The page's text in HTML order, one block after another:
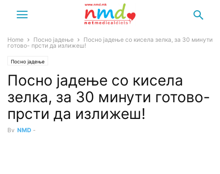
Home Посно јадење
Посно јадење со кисела зелка, за 30 минути
готово- прсти да излижеш!
Посно јадење
Посно јадење со кисела
зелка, за 30 минути готово-
прсти да излижеш!
By NMD -